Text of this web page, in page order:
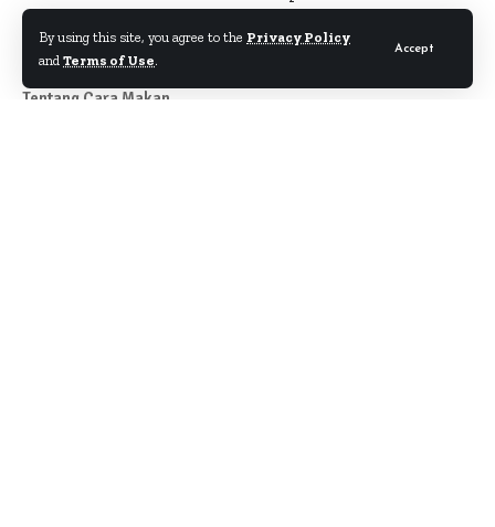
By using this site, you agree to the Privacy Policy
and Terms of Use.
Accept
Tentang Cara Makan